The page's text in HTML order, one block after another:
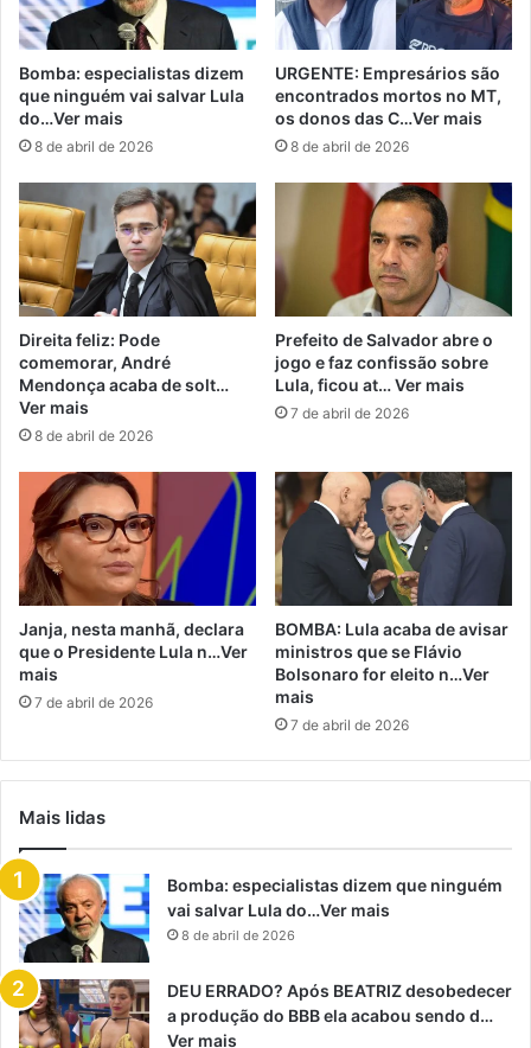
Bomba: especialistas dizem
que ninguém vai salvar Lula
do…Ver mais
8 de abril de 2026
URGENTE: Empresários são
encontrados mortos no MT,
os donos das C…Ver mais
8 de abril de 2026
Direita feliz: Pode
comemorar, André
Mendonça acaba de solt…
Ver mais
8 de abril de 2026
Prefeito de Salvador abre o
jogo e faz confissão sobre
Lula, ficou at… Ver mais
7 de abril de 2026
Janja, nesta manhã, declara
que o Presidente Lula n…Ver
mais
7 de abril de 2026
BOMBA: Lula acaba de avisar
ministros que se Flávio
Bolsonaro for eleito n…Ver
mais
7 de abril de 2026
Mais lidas
Bomba: especialistas dizem que ninguém
vai salvar Lula do…Ver mais
8 de abril de 2026
DEU ERRADO? Após BEATRIZ desobedecer
a produção do BBB ela acabou sendo d…
Ver mais